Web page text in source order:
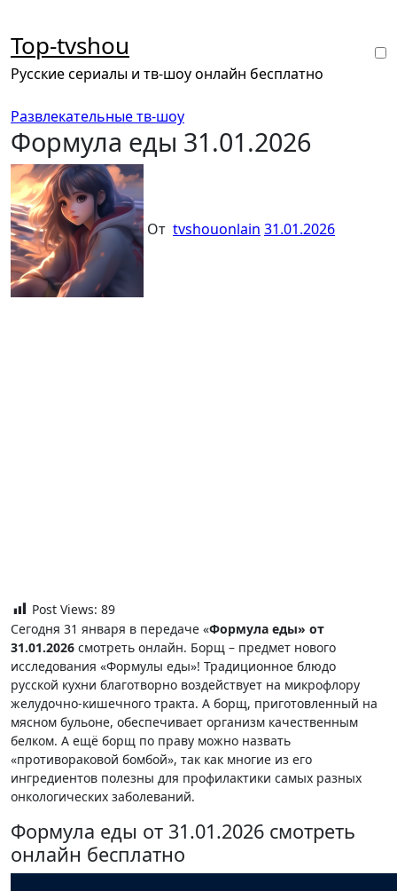
содержанию
Top-tvshou
Русские сериалы и тв-шоу онлайн бесплатно
Развлекательные тв-шоу
Формула еды 31.01.2026
От tvshouonlain 31.01.2026
Post Views: 89
Сегодня 31 января в передаче «Формула еды» от
31.01.2026 смотреть онлайн. Борщ – предмет нового
исследования «Формулы еды»! Традиционное блюдо
русской кухни благотворно воздействует на микрофлору
желудочно-кишечного тракта. А борщ, приготовленный на
мясном бульоне, обеспечивает организм качественным
белком. А ещё борщ по праву можно назвать
«противораковой бомбой», так как многие из его
ингредиентов полезны для профилактики самых разных
онкологических заболеваний.
Формула еды от 31.01.2026 смотреть
онлайн бесплатно